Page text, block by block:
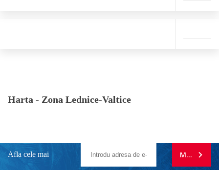
Harta - Zona Lednice-Valtice
Afla cele mai MA